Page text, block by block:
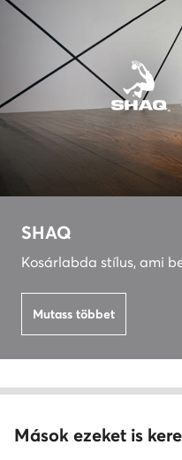
SHAQ
Kosárlabda stílus, ami
Mutass többet
Mások ezeket is